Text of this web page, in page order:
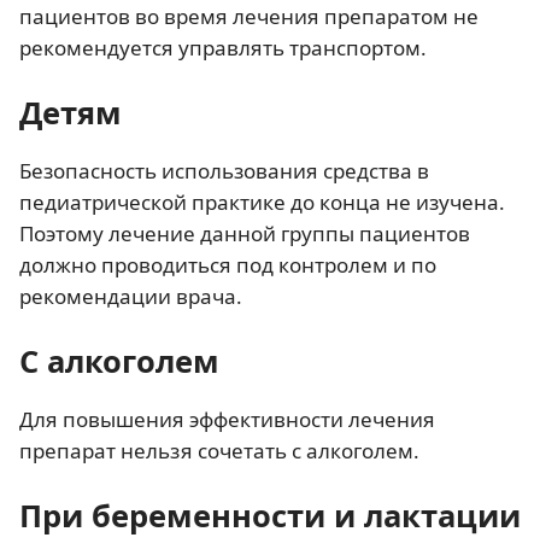
пациентов во время лечения препаратом не
рекомендуется управлять транспортом.
Детям
Безопасность использования средства в
педиатрической практике до конца не изучена.
Поэтому лечение данной группы пациентов
должно проводиться под контролем и по
рекомендации врача.
С алкоголем
Для повышения эффективности лечения
препарат нельзя сочетать с алкоголем.
При беременности и лактации